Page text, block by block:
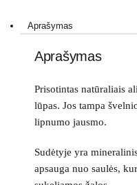
Aprašymas
Aprašymas
Prisotintas natūraliais
lūpas. Jos tampa
lipnumo jausmo.
Sudėtyje yra
apsauga nuo saulės,